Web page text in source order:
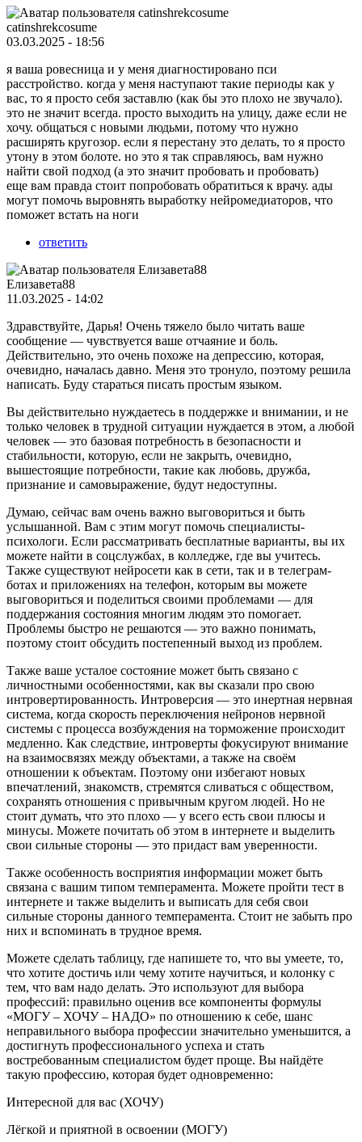
catinshrekcosume
03.03.2025 - 18:56
я ваша ровесница и у меня диагностировано пси
расстройство. когда у меня наступают такие периоды как у
вас, то я просто себя заставлю (как бы это плохо не звучало).
это не значит всегда. просто выходить на улицу, даже если не
хочу. общаться с новыми людьми, потому что нужно
расширять кругозор. если я перестану это делать, то я просто
утону в этом болоте. но это я так справляюсь, вам нужно
найти свой подход (а это значит пробовать и пробовать)
еще вам правда стоит попробовать обратиться к врачу. ады
могут помочь выровнять выработку нейромедиаторов, что
поможет встать на ноги
ответить
Елизавета88
11.03.2025 - 14:02
Здравствуйте, Дарья! Очень тяжело было читать ваше
сообщение — чувствуется ваше отчаяние и боль.
Действительно, это очень похоже на депрессию, которая,
очевидно, началась давно. Меня это тронуло, поэтому решила
написать. Буду стараться писать простым языком.
Вы действительно нуждаетесь в поддержке и внимании, и не
только человек в трудной ситуации нуждается в этом, а любой
человек — это базовая потребность в безопасности и
стабильности, которую, если не закрыть, очевидно,
вышестоящие потребности, такие как любовь, дружба,
признание и самовыражение, будут недоступны.
Думаю, сейчас вам очень важно выговориться и быть
услышанной. Вам с этим могут помочь специалисты-
психологи. Если рассматривать бесплатные варианты, вы их
можете найти в соцслужбах, в колледже, где вы учитесь.
Также существуют нейросети как в сети, так и в телеграм-
ботах и приложениях на телефон, которым вы можете
выговориться и поделиться своими проблемами — для
поддержания состояния многим людям это помогает.
Проблемы быстро не решаются — это важно понимать,
поэтому стоит обсудить постепенный выход из проблем.
Также ваше усталое состояние может быть связано с
личностными особенностями, как вы сказали про свою
интровертированность. Интроверсия — это инертная нервная
система, когда скорость переключения нейронов нервной
системы с процесса возбуждения на торможение происходит
медленно. Как следствие, интроверты фокусируют внимание
на взаимосвязях между объектами, а также на своём
отношении к объектам. Поэтому они избегают новых
впечатлений, знакомств, стремятся сливаться с обществом,
сохранять отношения с привычным кругом людей. Но не
стоит думать, что это плохо — у всего есть свои плюсы и
минусы. Можете почитать об этом в интернете и выделить
свои сильные стороны — это придаст вам уверенности.
Также особенность восприятия информации может быть
связана с вашим типом темперамента. Можете пройти тест в
интернете и также выделить и выписать для себя свои
сильные стороны данного темперамента. Стоит не забыть про
них и вспоминать в трудное время.
Можете сделать таблицу, где напишете то, что вы умеете, то,
что хотите достичь или чему хотите научиться, и колонку с
тем, что вам надо делать. Это используют для выбора
профессий: правильно оценив все компоненты формулы
«МОГУ – ХОЧУ – НАДО» по отношению к себе, шанс
неправильного выбора профессии значительно уменьшится, а
достигнуть профессионального успеха и стать
востребованным специалистом будет проще. Вы найдёте
такую профессию, которая будет одновременно:
Интересной для вас (ХОЧУ)
Лёгкой и приятной в освоении (МОГУ)